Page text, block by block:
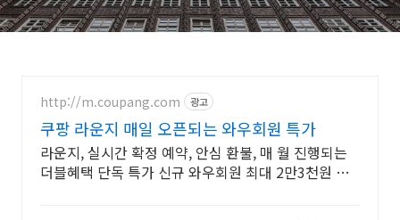
http://m.coupang.com 광고
쿠팡 라운지 매일 오픈되는 와우회원 특가
라운지, 실시간 확정 예약, 안심 환불, 매 월 진행되는
더블혜택 단독 특가 신규 와우회원 최대 2만3천원 쿠